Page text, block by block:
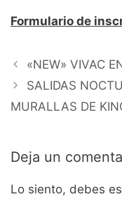
Formulario de
«NEW» VIVAC
SALIDAS
MURALLAS DE
Deja un
Lo siento, debes